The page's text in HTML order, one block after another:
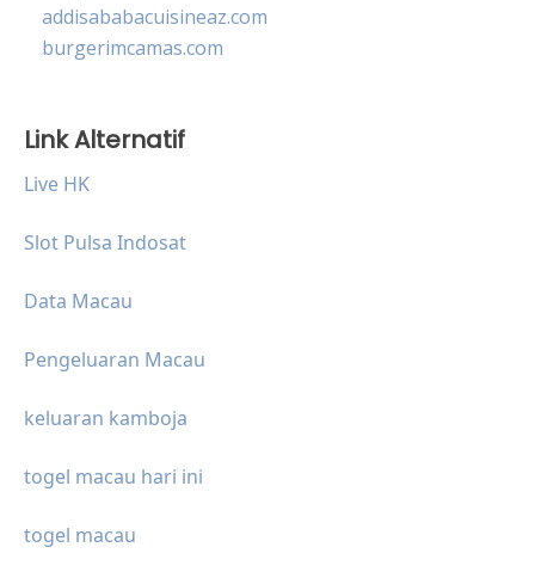
addisababacuisineaz.com
burgerimcamas.com
Link Alternatif
Live HK
Slot Pulsa Indosat
Data Macau
Pengeluaran Macau
keluaran kamboja
togel macau hari ini
togel macau